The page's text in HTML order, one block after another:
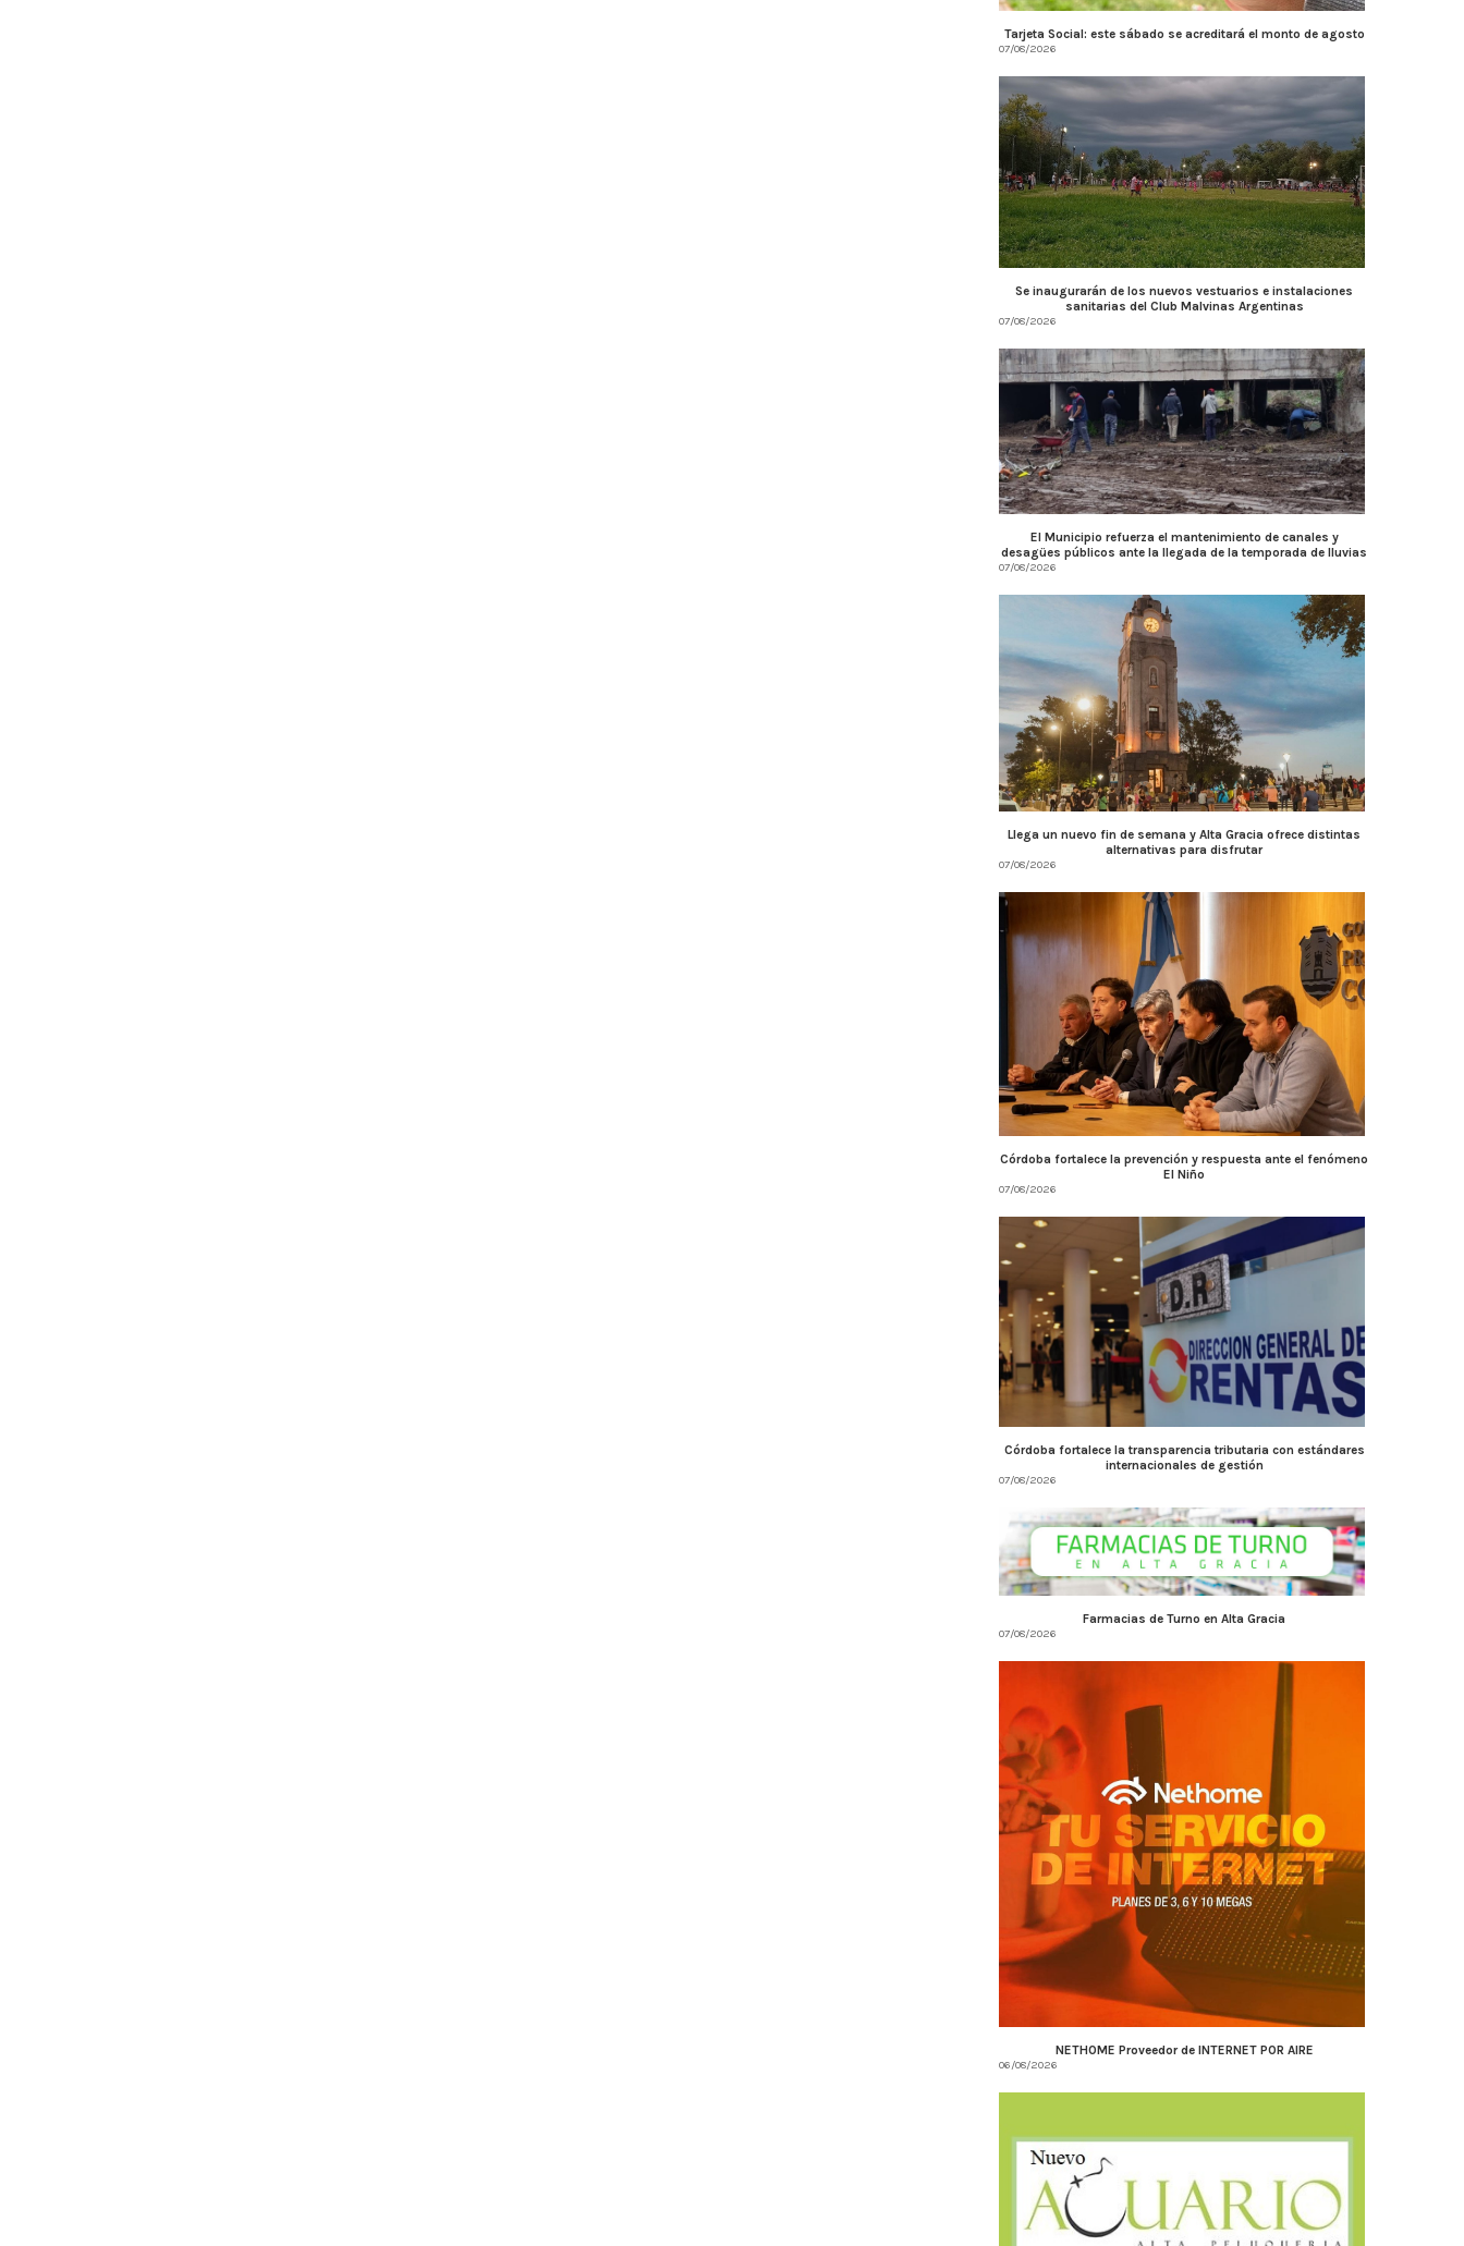
Tarjeta Social: este sábado se acreditará el monto de agosto
07/08/2026
Se inaugurarán de los nuevos vestuarios e instalaciones
sanitarias del Club Malvinas Argentinas
07/08/2026
El Municipio refuerza el mantenimiento de canales y
desagües públicos ante la llegada de la temporada de lluvias
07/08/2026
Llega un nuevo fin de semana y Alta Gracia ofrece distintas
alternativas para disfrutar
07/08/2026
Córdoba fortalece la prevención y respuesta ante el fenómeno
El Niño
07/08/2026
Córdoba fortalece la transparencia tributaria con estándares
internacionales de gestión
07/08/2026
Farmacias de Turno en Alta Gracia
07/08/2026
NETHOME Proveedor de INTERNET POR AIRE
06/08/2026